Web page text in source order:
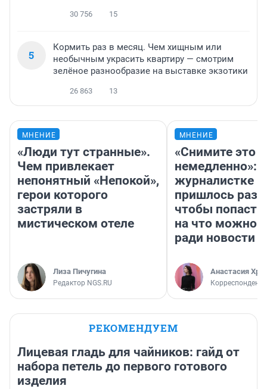
30 756 15
5
Кормить раз в месяц. Чем хищным или
необычным украсить квартиру — смотрим
зелёное разнообразие на выставке экзотики
26 863 13
МНЕНИЕ
«Люди тут странные».
Чем привлекает
непонятный «Непокой»,
герои которого
застряли в
мистическом отеле
Лиза Пичугина
Редактор NGS.RU
МНЕНИЕ
«Снимите это
немедленно»:
журналистке
пришлось
чтобы попасть
на что можно
ради новости
Анастасия
Корреспондент
РЕКОМЕНДУЕМ
Лицевая гладь для чайников: гайд от
набора петель до первого готового
изделия